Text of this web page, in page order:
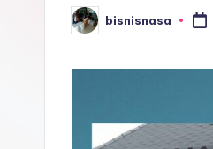
Posted
by
bisnisnasa